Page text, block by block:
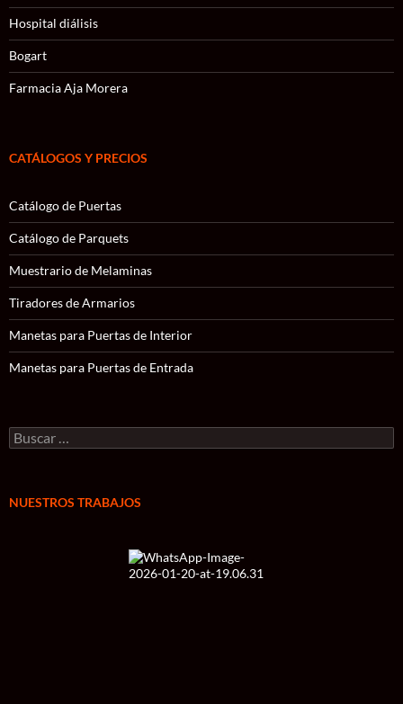
Hospital diálisis
Bogart
Farmacia Aja Morera
CATÁLOGOS Y PRECIOS
Catálogo de Puertas
Catálogo de Parquets
Muestrario de Melaminas
Tiradores de Armarios
Manetas para Puertas de Interior
Manetas para Puertas de Entrada
Buscar:
NUESTROS TRABAJOS